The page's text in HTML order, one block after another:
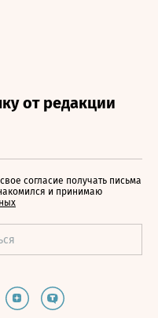
согласие получать письма
и принимаю